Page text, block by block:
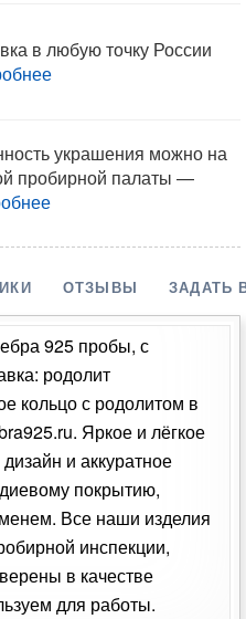
в любую точку России
украшения можно на
пробирной палаты —
ОТЗЫВЫ ЗАДАТЬ
925 пробы, с
родолит
кольцо с родолитом в
Яркое и лёгкое
и аккуратное
покрытию,
Все наши изделия
инспекции,
в качестве
для работы.